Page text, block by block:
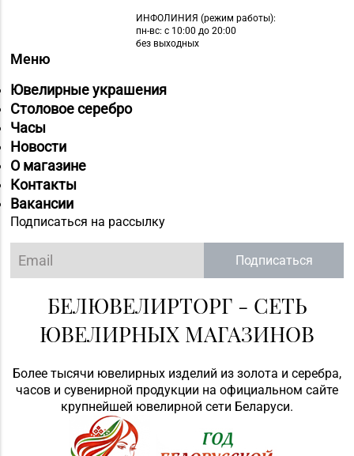
ИНФОЛИНИЯ (режим работы):
пн-вс: с 10:00 до 20:00
без выходных
Меню
Ювелирные украшения
Столовое серебро
Часы
Новости
О магазине
Контакты
Вакансии
Подписаться на рассылку
Подписаться
БЕЛЮВЕЛИРТОРГ - СЕТЬ
ЮВЕЛИРНЫХ МАГАЗИНОВ
Более тысячи ювелирных изделий из золота и серебра,
часов и сувенирной продукции на официальном сайте
крупнейшей ювелирной сети Беларуси.